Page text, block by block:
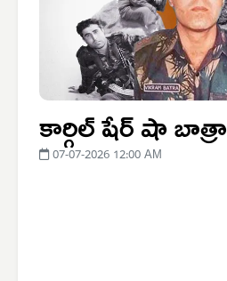
కార్గిల్ షేర్ షా బాత్రా
07-07-2026 12:00 AM